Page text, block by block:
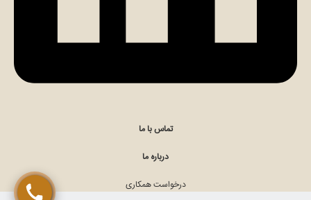
تماس با ما
درباره ما
درخواست همکاری
چت در ایتا (الهام مومن)